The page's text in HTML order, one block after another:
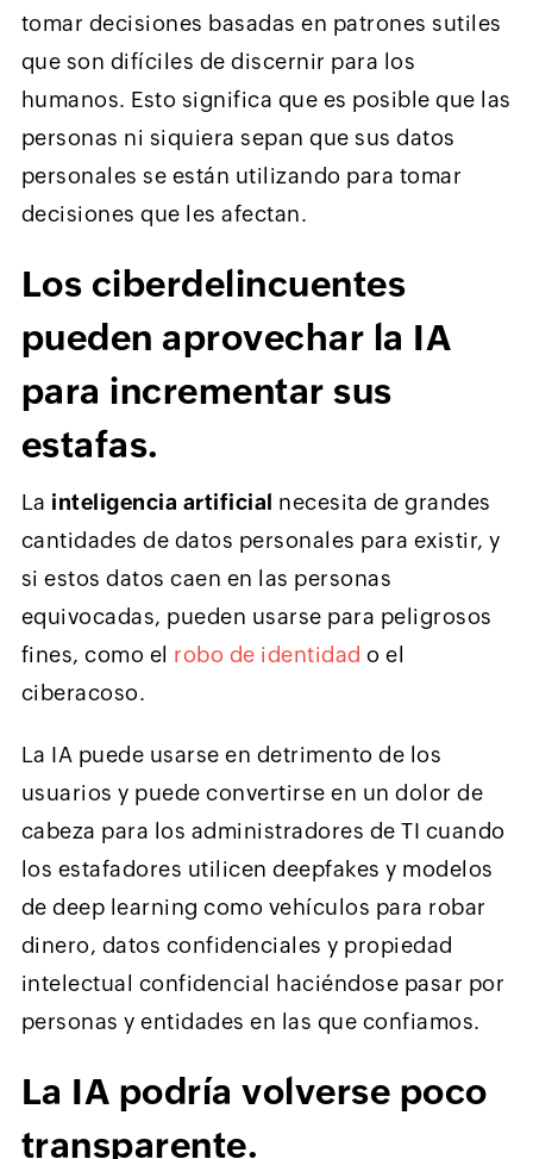
tomar decisiones basadas en patrones sutiles
que son difíciles de discernir para los
humanos. Esto significa que es posible que las
personas ni siquiera sepan que sus datos
personales se están utilizando para tomar
decisiones que les afectan.
Los ciberdelincuentes
pueden aprovechar la IA
para incrementar sus
estafas.
La inteligencia artificial necesita de grandes
cantidades de datos personales para existir, y
si estos datos caen en las personas
equivocadas, pueden usarse para peligrosos
fines, como el robo de identidad o el
ciberacoso.
La IA puede usarse en detrimento de los
usuarios y puede convertirse en un dolor de
cabeza para los administradores de TI cuando
los estafadores utilicen deepfakes y modelos
de deep learning como vehículos para robar
dinero, datos confidenciales y propiedad
intelectual confidencial haciéndose pasar por
personas y entidades en las que confiamos.
La IA podría volverse poco
transparente.